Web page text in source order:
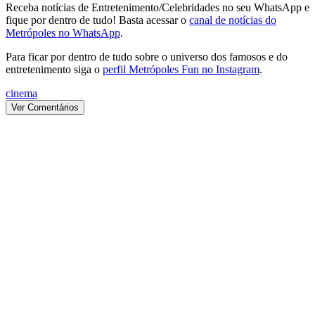
Receba notícias de Entretenimento/Celebridades no seu WhatsApp e
fique por dentro de tudo! Basta acessar o canal de notícias do
Metrópoles no WhatsApp.
Para ficar por dentro de tudo sobre o universo dos famosos e do
entretenimento siga o perfil Metrópoles Fun no Instagram.
cinema
Ver Comentários